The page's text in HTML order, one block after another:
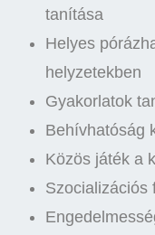
tanítása
Helyes
helyzetekben
Gyakorlatok
Behívhatóság
Közös játék a
Szocializációs